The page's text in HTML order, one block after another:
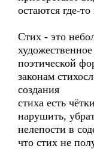
остаются где-
Стих - это
поэтической
законам
создания
стиха есть
нарушить,
нелепости в
что стих не